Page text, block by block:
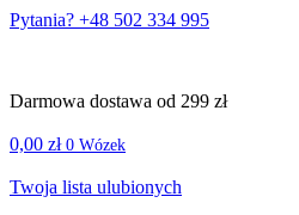
Pytania? +48 502 334 995
Darmowa dostawa od 299 zł
0,00 zł 0 Wózek
Twoja lista ulubionych